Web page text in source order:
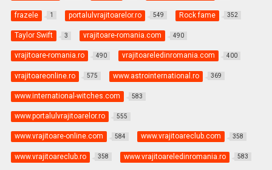
frazele 1 portalulvrajitoarelor.ro 549 Rock fame 352
Taylor Swift 3 vrajitoare-romania.com 490
vrajitoare-romania.ro 490 vrajitoareledinromania.com 400
vrajitoareonline.ro 575 www.astrointernational.ro 369
www.international-witches.com 583
www.portalulvrajitoarelor.ro 555
www.vrajitoare-online.com 584 www.vrajitoareclub.com 358
www.vrajitoareclub.ro 358 www.vrajitoareledinromania.ro 583